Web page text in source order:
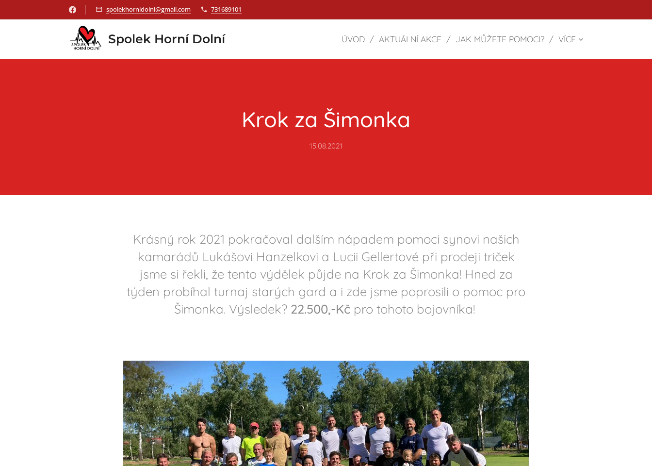
spolekhornidolni@gmail.com 731689101
Spolek Horní Dolní ÚVOD AKTUÁLNÍ AKCE JAK MŮŽETE POMOCI? VÍCE
Krok za Šimonka
15.08.2021
Krásný rok 2021 pokračoval dalším nápadem pomoci synovi našich
kamarádů Lukášovi Hanzelkovi a Lucii Gellertové při prodeji triček
jsme si řekli, že tento výdělek půjde na Krok za Šimonka! Hned za
týden probíhal turnaj starých gard a i zde jsme poprosili o pomoc pro
Šimonka. Výsledek? 22.500,-Kčpro tohoto bojovníka!